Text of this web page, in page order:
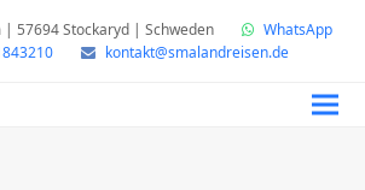
| 57694 Stockaryd | Schweden
WhatsApp
kontakt@smalandreisen.de